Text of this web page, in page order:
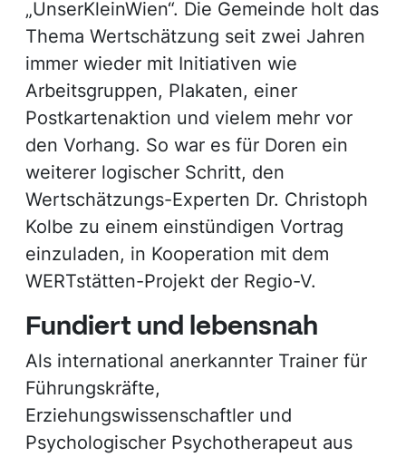
„UnserKleinWien“. Die Gemeinde holt das
Thema Wertschätzung seit zwei Jahren
immer wieder mit Initiativen wie
Arbeitsgruppen, Plakaten, einer
Postkartenaktion und vielem mehr vor
den Vorhang. So war es für Doren ein
weiterer logischer Schritt, den
Wertschätzungs-Experten Dr. Christoph
Kolbe zu einem einstündigen Vortrag
einzuladen, in Kooperation mit dem
WERTstätten-Projekt der Regio-V.
Fundiert und lebensnah
Als international anerkannter Trainer für
Führungskräfte,
Erziehungswissenschaftler und
Psychologischer Psychotherapeut aus